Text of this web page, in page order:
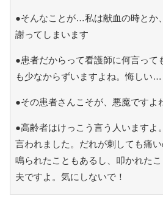
●そんなことが…私は献血の時とか
謝ってしまいます
●患者だからって看護師に何言って
も少なからずいますよね。悔しい…
●その患者さんこそが、悪魔ですよ
●高齢者はけっこう言う人いますよ
言われました。だれが刺しても痛
鳴られたこともあるし、叩かれた
夫ですよ。気にしないで！